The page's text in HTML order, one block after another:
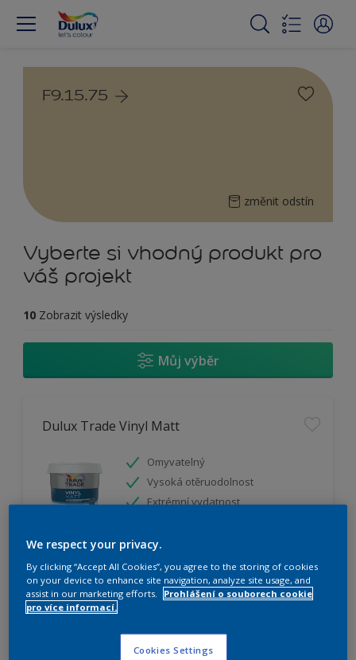
F9.15.75
změnit odstín
Vyberte si vhodný produkt pro
váš projekt
10 Zobrazit výsledky
Můj výběr
Dulux Trade Vinyl Matt
Omyvatelný
Vysoká otěruodolnost
Extrémní vydatnost
K dispozici pouze v obchodě
We respect your privacy.
By clicking “Accept All Cookies”, you agree to the storing of cookies
on your device to enhance site navigation, analyze site usage, and
assist in our marketing efforts.
Prohlášení o souborech cookie
pro více informací.
Cookies Settings